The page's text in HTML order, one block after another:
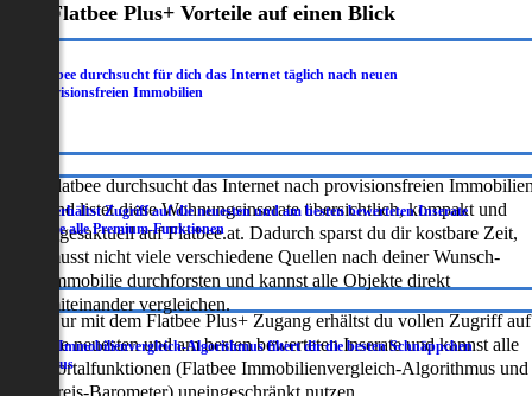
Flatbee Plus+ Vorteile auf einen Blick
Flatbee durchsucht für dich das Internet täglich nach neuen
provisionsfreien Immobilien
Flatbee durchsucht das Internet nach provisionsfreien
und listet diese Wohnungsinserate übersichtlich, kompakt und
tagesaktuell auf Flatbee.at. Dadurch sparst du dir kostbare Zeit,
musst nicht viele verschiedene Quellen nach deiner Wunsch-
Immobilie durchforsten und kannst alle Objekte direkt
miteinander vergleichen.
Du erhältst Zugriff auf die neuesten und am besten bewerteten Inserate
sowie alle Premium-Funktionen
Nur mit dem Flatbee Plus+ Zugang erhältst du vollen Zugriff auf
die neuesten und am besten bewerteten Inserate und kannst alle
Portalfunktionen (Flatbee Immobilienvergleich-Algorithmus und
Der Immobilienvergleich-Algorithmus filtert dir die besten Schnäppchen
heraus